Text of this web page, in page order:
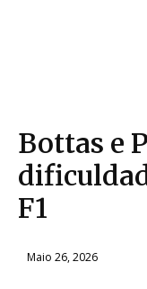
Bottas e
F1
Maio 26, 2026